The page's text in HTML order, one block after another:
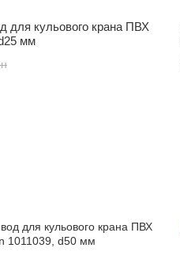
для кульового крана ПВХ
мм